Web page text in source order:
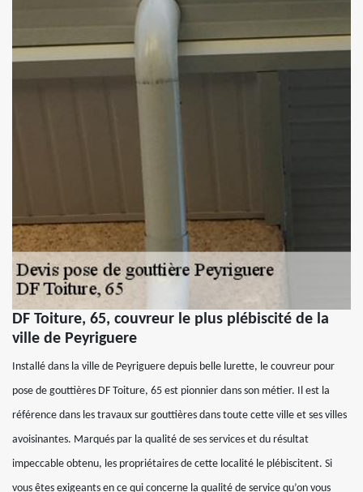
DF Toiture, 65, couvreur le plus plébiscité de la
ville de Peyriguere
Installé dans la ville de Peyriguere depuis belle lurette, le couvreur pour
pose de gouttières DF Toiture, 65 est pionnier dans son métier. Il est la
référence dans les travaux sur gouttières dans toute cette ville et ses villes
avoisinantes. Marqués par la qualité de ses services et du résultat
impeccable obtenu, les propriétaires de cette localité le plébiscitent. Si
vous êtes exigeants en ce qui concerne la qualité de service qu’on vous